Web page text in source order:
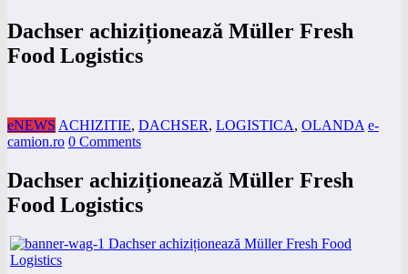
Dachser achiziționează Müller Fresh
Food Logistics
eNEWS ACHIZITIE, DACHSER, LOGISTICA, OLANDA e-
camion.ro 0 Comments
Dachser achiziționează Müller Fresh
Food Logistics